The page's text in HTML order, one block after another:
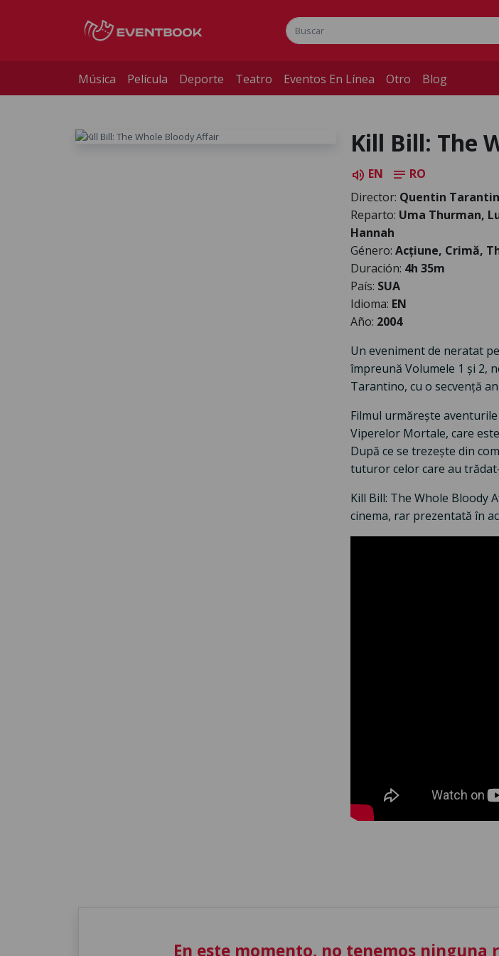
Música Película Deporte Teatro Eventos En Línea Otro Blog
Kill Bill: The
volume_up EN notes RO
Director: Quentin
Reparto: Uma Thurman,
Hannah
Género: Acțiune, Crimă,
Duración: 4h 35m
País: SUA
Idioma: EN
Año: 2004
Un eveniment de neratat
împreună Volumele 1 și 2,
Tarantino, cu o secvență
Filmul urmărește
Viperelor Mortale, care
După ce se trezește din
tuturor celor care au
Kill Bill: The Whole Bloody
cinema, rar prezentată în
En este momento, no tenemos